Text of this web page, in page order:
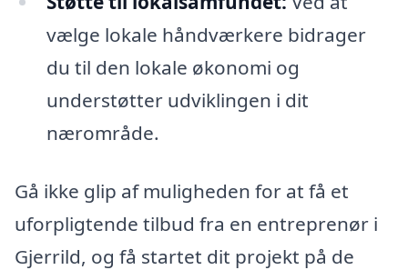
vælge lokale håndværkere bidrager
du til den lokale økonomi og
understøtter udviklingen i dit
nærområde.
Gå ikke glip af muligheden for at få et
uforpligtende tilbud fra en entreprenør i
Gjerrild, og få startet dit projekt på de